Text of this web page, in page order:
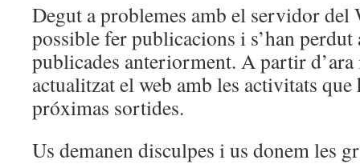
Degut a problemes amb el servidor del
possible fer publicacions i s’han perdut
publicades anteriorment. A partir
actualitzat el web amb les activitats
próximas sortides.
Us demanen disculpes i us donem les